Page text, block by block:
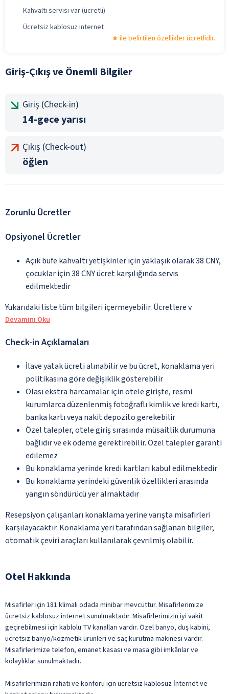
Kahvaltı servisi var (ücretli)
Ücretsiz kablosuz internet
ile belirtilen özellikler ücretlidir.
Giriş-Çıkış ve Önemli Bilgiler
Giriş (Check-in)
14-gece yarısı
Çıkış (Check-out)
öğlen
Zorunlu Ücretler
Opsiyonel Ücretler
Açık büfe kahvaltı yetişkinler için yaklaşık olarak 38 CNY,
çocuklar için 38 CNY ücret karşılığında servis
edilmektedir
Yukarıdaki liste tüm bilgileri içermeyebilir. Ücretlere v
Devamını Oku
Check-in Açıklamaları
İlave yatak ücreti alınabilir ve bu ücret, konaklama yeri
politikasına göre değişiklik gösterebilir
Olası ekstra harcamalar için otele girişte, resmi
kurumlarca düzenlenmiş fotoğraflı kimlik ve kredi kartı,
banka kartı veya nakit depozito gerekebilir
Özel talepler, otele giriş sırasında müsaitlik durumuna
bağlıdır ve ek ödeme gerektirebilir. Özel talepler garanti
edilemez
Bu konaklama yerinde kredi kartları kabul edilmektedir
Bu konaklama yerindeki güvenlik özellikleri arasında
yangın söndürücü yer almaktadır
Resepsiyon çalışanları konaklama yerine varışta misafirleri
karşılayacaktır. Konaklama yeri tarafından sağlanan bilgiler,
otomatik çeviri araçları kullanılarak çevrilmiş olabilir.
Otel Hakkında
Misafirler için 181 klimalı odada minibar mevcuttur. Misafirlerimize
ücretsiz kablosuz internet sunulmaktadır. Misafirlerimizin iyi vakit
geçirebilmesi için kablolu TV kanalları vardır. Özel banyo, duş kabini,
ücretsiz banyo/kozmetik ürünleri ve saç kurutma makinesi vardır.
Misafirlerimize telefon, emanet kasası ve masa gibi imkânlar ve
kolaylıklar sunulmaktadır.
Misafirlerimizin rahatı ve konforu için ücretsiz kablosuz İnternet ve